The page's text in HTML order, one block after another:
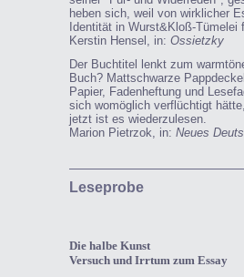
heben sich, weil von wirklicher
Identität in Wurst&Kloß-Tümelei
Kerstin Hensel, in: Ossietzky
Der Buchtitel lenkt zum
Buch? Mattschwarze
Papier, Fadenheftung und
sich womöglich verflüchtigt
jetzt ist es wiederzulesen.
Marion Pietrzok, in: Neues
Leseprobe
Diehalbe Kunst
Versuch und Irrtum zum Essay